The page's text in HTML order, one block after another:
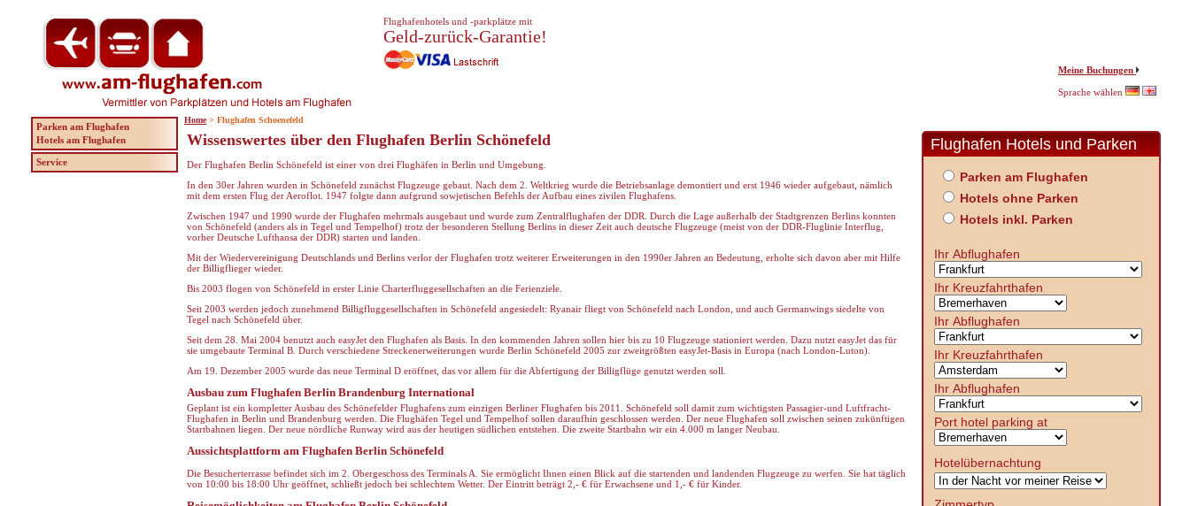
Wissenswertes über den Flughafen Berlin Schönefeld
Der Flughafen Berlin Schönefeld ist einer von drei Flughäfen in Berlin und Umgebung.
In den 30er Jahren wurden in Schönefeld zunächst Flugzeuge gebaut. Nach dem 2. Weltkrieg wurde die Betriebsanlage demontiert und erst 1946 wieder aufgebaut, nämlich
mit dem ersten Flug der Aeroflot. 1947 folgte dann aufgrund sowjetischen Befehls der Aufbau eines zivilen Flughafens.
Zwischen 1947 und 1990 wurde der Flughafen mehrmals ausgebaut und wurde zum Zentralflughafen der DDR. Durch die Lage außerhalb der Stadtgrenzen Berlins konnten
von Schönefeld (anders als in Tegel und Tempelhof) trotz der besonderen Stellung Berlins in dieser Zeit auch deutsche Flugzeuge (meist von der DDR-Fluglinie Interflug,
vorher Deutsche Lufthansa der DDR) starten und landen.
Mit der Wiedervereinigung Deutschlands und Berlins verlor der Flughafen trotz weiterer Erweiterungen in den 1990er Jahren an Bedeutung, erholte sich davon aber mit Hilfe
der Billigflieger wieder.
Bis 2003 flogen von Schönefeld in erster Linie Charterfluggesellschaften an die Ferienziele.
Seit 2003 werden jedoch zunehmend Billigfluggesellschaften in Schönefeld angesiedelt: Ryanair fliegt von Schönefeld nach London, und auch Germanwings siedelte von
Tegel nach Schönefeld über.
Seit dem 28. Mai 2004 benutzt auch easyJet den Flughafen als Basis. In den kommenden Jahren sollen hier bis zu 10 Flugzeuge stationiert werden. Dazu nutzt easyJet das für
sie umgebaute Terminal B. Durch verschiedene Streckenerweiterungen wurde Berlin Schönefeld 2005 zur zweitgrößten easyJet-Basis in Europa (nach London-Luton).
Am 19. Dezember 2005 wurde das neue Terminal D eröffnet, das vor allem für die Abfertigung der Billigflüge genutzt werden soll.
Ausbau zum Flughafen Berlin Brandenburg International
Geplant ist ein kompletter Ausbau des Schönefelder Flughafens zum einzigen Berliner Flughafen bis 2011. Schönefeld soll damit zum wichtigsten Passagier-und Luftfracht-
Flughafen in Berlin und Brandenburg werden. Die Flughäfen Tegel und Tempelhof sollen daraufhin geschlossen werden. Der neue Flughafen soll zwischen seinen zukünftigen
Startbahnen liegen. Der neue nördliche Runway wird aus der heutigen südlichen entstehen. Die zweite Startbahn wir ein 4.000 m langer Neubau.
Aussichtsplattform am Flughafen Berlin Schönefeld
Die Besucherterrasse befindet sich im 2. Obergeschoss des Terminals A. Sie ermöglicht Ihnen einen Blick auf die startenden und landenden Flugzeuge zu werfen. Sie hat täglich
von 10:00 bis 18:00 Uhr geöffnet, schließt jedoch bei schlechtem Wetter. Der Eintritt beträgt 2,- € für Erwachsene und 1,- € für Kinder.
Meine Buchungen
Sprache wählen
Parken am Flughafen
Hotels am Flughafen
Service
Flughafen Hotels und Parken
Parken am Flughafen
Hotels ohne Parken
Hotels inkl. Parken
Ihr Abflughafen
Ihr Kreuzfahrthafen
Ihr Abflughafen
Ihr Kreuzfahrthafen
Ihr Abflughafen
Port hotel parking at
Hotelübernachtung
Flughafenhotels und -parkplätze mit
Geld-zurück-Garantie!
Home > Flughafen Schoenefeld